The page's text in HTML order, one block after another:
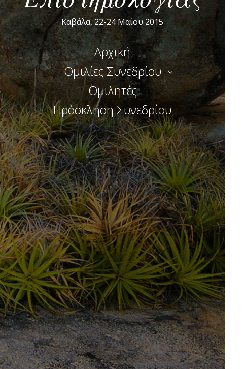
Καβάλα, 22-24 Μαΐου 2015
Αρχική
Ομιλίες Συνεδρίου
Ομιλητές
Πρόσκληση Συνεδρίου